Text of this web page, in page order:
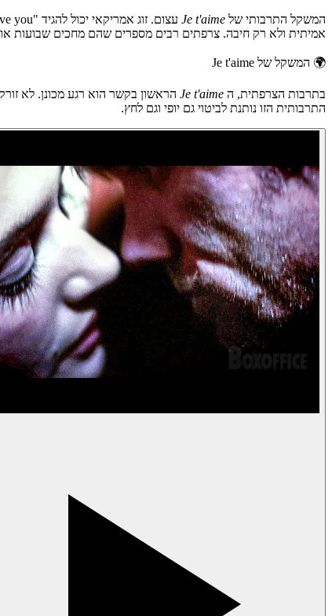
המשקל התרבותי של Je t'aime עצום. זוג אמריקאי יכול להגיד "love you" בדרך החוצה מהבית, אבל זוג צרפתי מתייחס לביטוי הזה בטקסיות רבה יותר. לומר
אמיתית ולא רק חיבה. צרפתים רבים מספרים שהם מחכים שבועות
🌍 המשקל של Je t'aime
בתרבות הצרפתית, ה Je t'aime הראשון בקשר הוא רגע מכונן. לא
התרבותית הזו נותנת לביטוי גם יופי וגם לחץ.